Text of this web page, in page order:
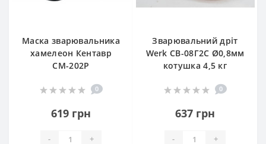
Маска зварювальника
хамелеон Кентавр
СМ-202Р
0
619 грн
- +
Зварювальний дріт
Werk СВ-08Г2С Ø0,8мм
котушка 4,5 кг
0
637 грн
- +